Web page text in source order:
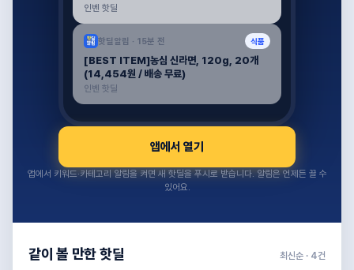
인벤 핫딜
핫딜알림 · 15분 전 식품
[BEST ITEM]농심 신라면, 120g, 20개
(14,454원 / 배송 무료)
인벤 핫딜
앱에서 열기
앱에서 키워드·카테고리 알림을 켜면 새 핫딜을 푸시로 받습니다. 알림은 언제든 끌 수
있어요.
같이 볼 만한 핫딜 최신순 · 4건